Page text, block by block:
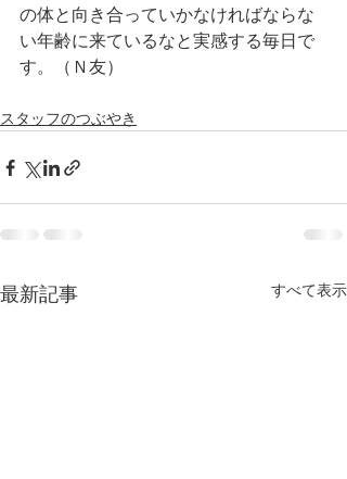
の体と向き合っていかなければならな
い年齢に来ているなと実感する毎日で
す。（Ｎ友）
スタッフのつぶやき
最新記事 すべて表示